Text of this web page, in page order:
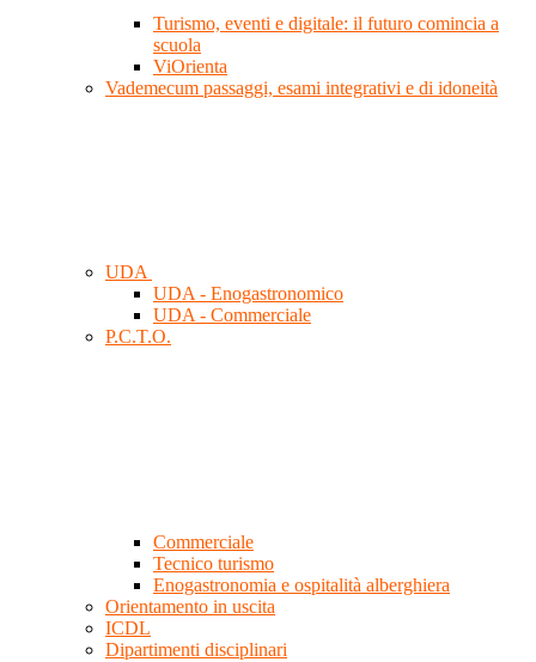
Turismo, eventi e digitale: il futuro comincia a
scuola
ViOrienta
Vademecum passaggi, esami integrativi e di idoneità
UDA
UDA - Enogastronomico
UDA - Commerciale
P.C.T.O.
Commerciale
Tecnico turismo
Enogastronomia e ospitalità alberghiera
Orientamento in uscita
ICDL
Dipartimenti disciplinari